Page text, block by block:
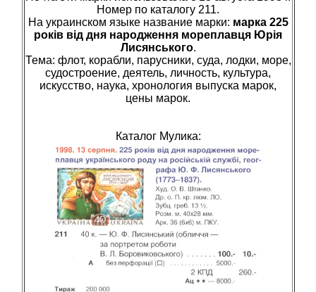
Номер по каталогу 211.
На украинском языке название марки: марка 225
років від дня народження мореплавця Юрія
Лисянського.
Тема: флот, корабли, парусники, суда, лодки, море,
судостроение, деятель, личность, культура,
искусство, наука, хронология выпуска марок,
цены марок.
Каталог Мулика: